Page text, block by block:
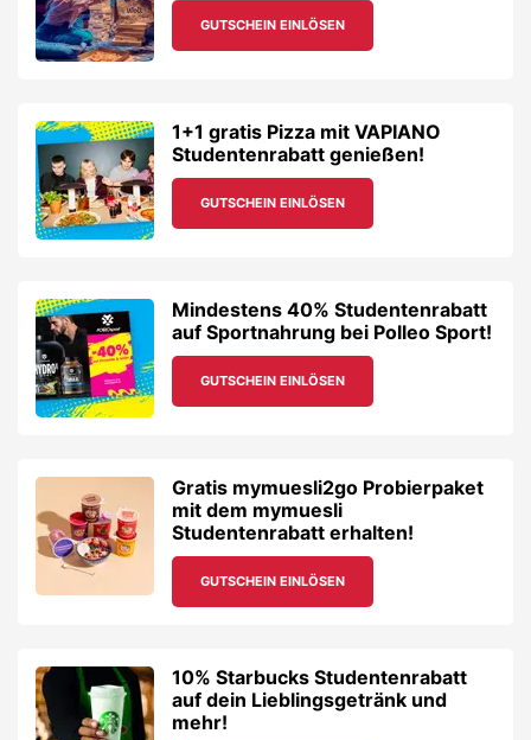
GUTSCHEIN EINLÖSEN
1+1 gratis Pizza mit VAPIANO
Studentenrabatt genießen!
GUTSCHEIN EINLÖSEN
Mindestens 40% Studentenrabatt
auf Sportnahrung bei Polleo Sport!
GUTSCHEIN EINLÖSEN
Gratis mymuesli2go Probierpaket
mit dem mymuesli
Studentenrabatt erhalten!
GUTSCHEIN EINLÖSEN
10% Starbucks Studentenrabatt
auf dein Lieblingsgetränk und
mehr!